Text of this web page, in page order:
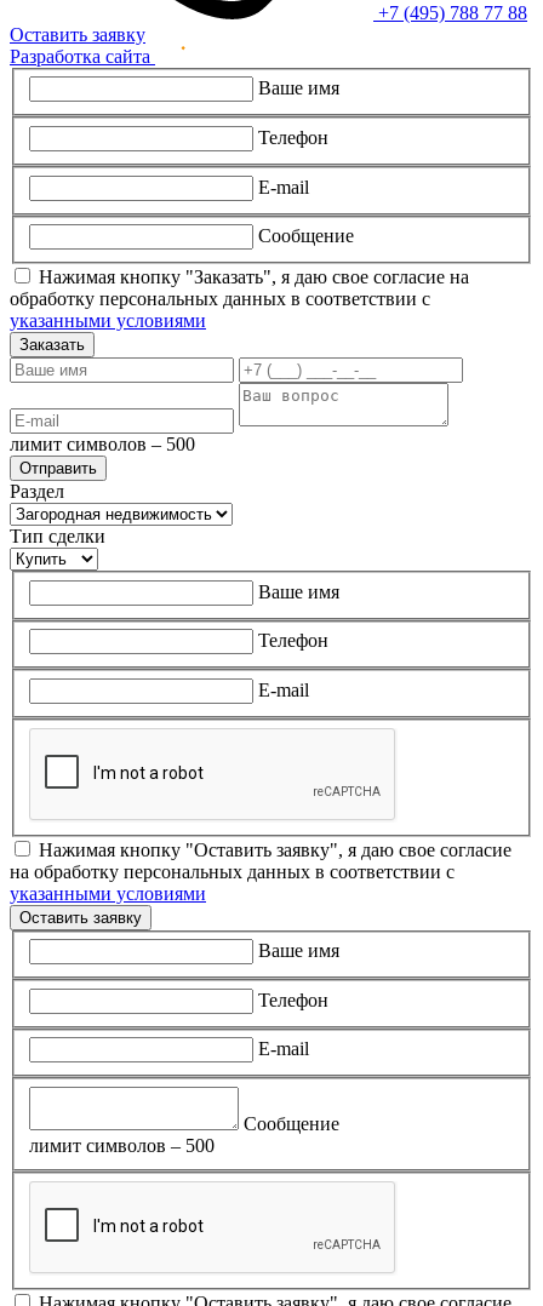
+7 (495) 788 77 88
Оставить заявку
Разработка сайта
Ваше имя
Телефон
E-mail
Сообщение
Нажимая кнопку "Заказать", я даю свое согласие на
обработку персональных данных в соответствии с
указанными условиями
Заказать
лимит символов – 500
Раздел
Тип сделки
Ваше имя
Телефон
E-mail
Нажимая кнопку "Оставить заявку", я даю свое согласие
на обработку персональных данных в соответствии с
указанными условиями
Оставить заявку
Ваше имя
Телефон
E-mail
Сообщение
лимит символов – 500